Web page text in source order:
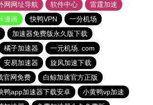
网网址导航 软件中心
雷霆加速
漫画 快鸭VPN
一分机场
加速器免费版永久版下载
橘子加速器
一元机场. com
安易加速器
旋风加速下载
官网免费
白鲸加速官方正版
鸭app加速器下载安卓
小黄鸭vp加速